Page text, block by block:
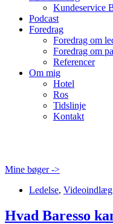
Kundeservice
Podcast
Foredrag
Foredrag om
Foredrag om
Referencer
Om mig
Hotel
Ros
Tidslinje
Kontakt
Mine bøger ->
Ledelse, Videoindlæg
Hvad Baresso